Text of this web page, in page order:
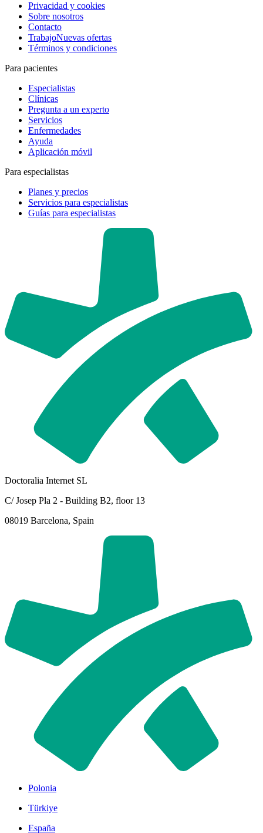
Privacidad y cookies
Sobre nosotros
Contacto
TrabajoNuevas ofertas
Términos y condiciones
Para pacientes
Especialistas
Clínicas
Pregunta a un experto
Servicios
Enfermedades
Ayuda
Aplicación móvil
Para especialistas
Planes y precios
Servicios para especialistas
Guías para especialistas
Doctoralia Internet SL
C/ Josep Pla 2 - Building B2, floor 13
08019 Barcelona, Spain
Polonia
Türkiye
España